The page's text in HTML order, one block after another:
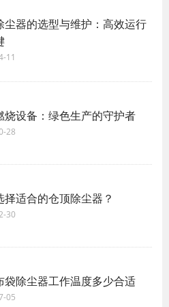
尘器的选型与维护：高效运行
11
烧设备：绿色生产的守护者
28
择适合的仓顶除尘器？
30
袋除尘器工作温度多少合适
05